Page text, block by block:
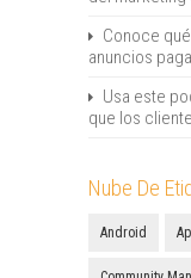
Conoce
anuncios
Usa este
que los
Nube De
Android